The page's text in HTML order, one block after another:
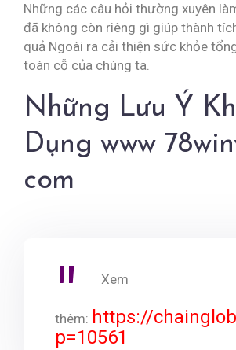
Những các câu hỏi thường xuyên
đã không còn riêng gì giúp thành
quả Ngoài ra cải thiện sức khỏe
toàn cỗ của chúng ta.
Những Lưu Ý
Dụng www
com
Xem
thêm: https://
p=10561